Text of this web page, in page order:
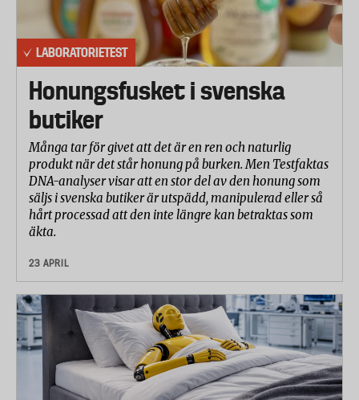
LABORATORIETEST
Honungsfusket i svenska
butiker
Många tar för givet att det är en ren och naturlig
produkt när det står honung på burken. Men Testfaktas
DNA-analyser visar att en stor del av den honung som
säljs i svenska butiker är utspädd, manipulerad eller så
hårt processad att den inte längre kan betraktas som
äkta.
23 APRIL